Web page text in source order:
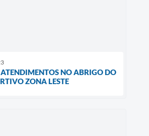
NO ABRIGO DO
ZONA LESTE